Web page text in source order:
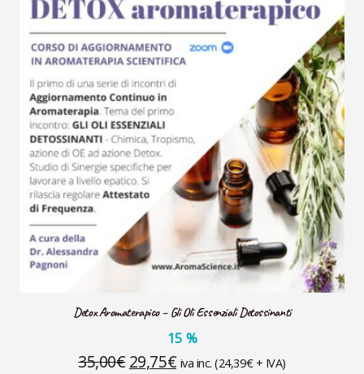
Detox Aromaterapico – Gli Oli Essenziali Detossinanti
15 %
35,00€ Il
29,75€Iliva inc. (24,39€+ IVA)